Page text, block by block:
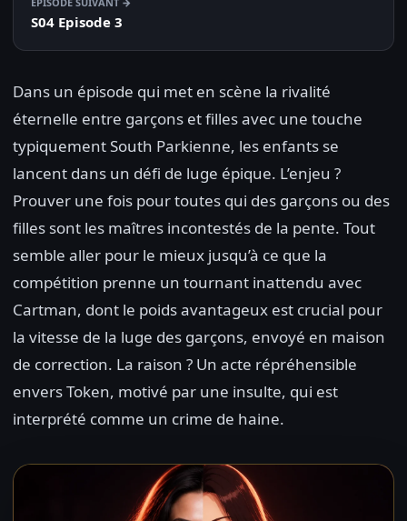
S04 Episode 3
Dans un épisode qui met en scène la rivalité
éternelle entre garçons et filles avec une touche
typiquement South Parkienne, les enfants se
lancent dans un défi de luge épique. L’enjeu ?
Prouver une fois pour toutes qui des garçons ou des
filles sont les maîtres incontestés de la pente. Tout
semble aller pour le mieux jusqu’à ce que la
compétition prenne un tournant inattendu avec
Cartman, dont le poids avantageux est crucial pour
la vitesse de la luge des garçons, envoyé en maison
de correction. La raison ? Un acte répréhensible
envers Token, motivé par une insulte, qui est
interprété comme un crime de haine.